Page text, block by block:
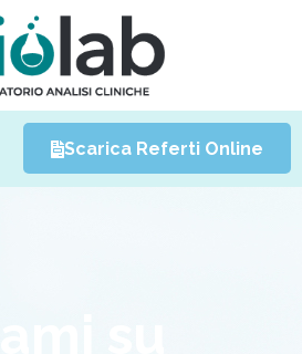
Scarica Referti Online